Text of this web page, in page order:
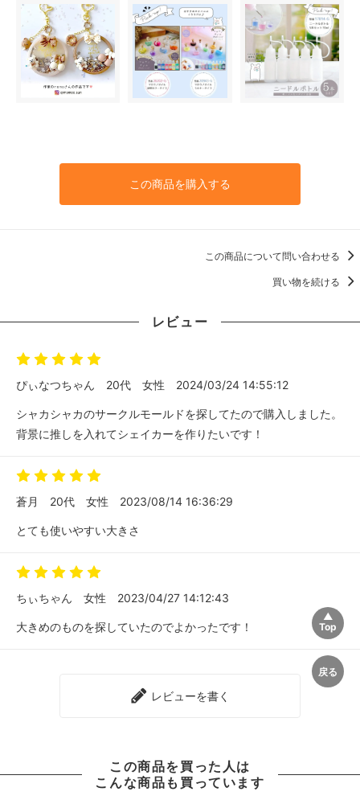
この商品を購入する
この商品について問い合わせる
買い物を続ける
レビュー
ぴぃなつちゃん 20代 女性 2024/03/24 14:55:12
シャカシャカのサークルモールドを探してたので購入しました。
背景に推しを入れてシェイカーを作りたいです！
蒼月 20代 女性 2023/08/14 16:36:29
とても使いやすい大きさ
ちぃちゃん 女性 2023/04/27 14:12:43
大きめのものを探していたのでよかったです！
レビューを書く
この商品を買った人は
こんな商品も買っています